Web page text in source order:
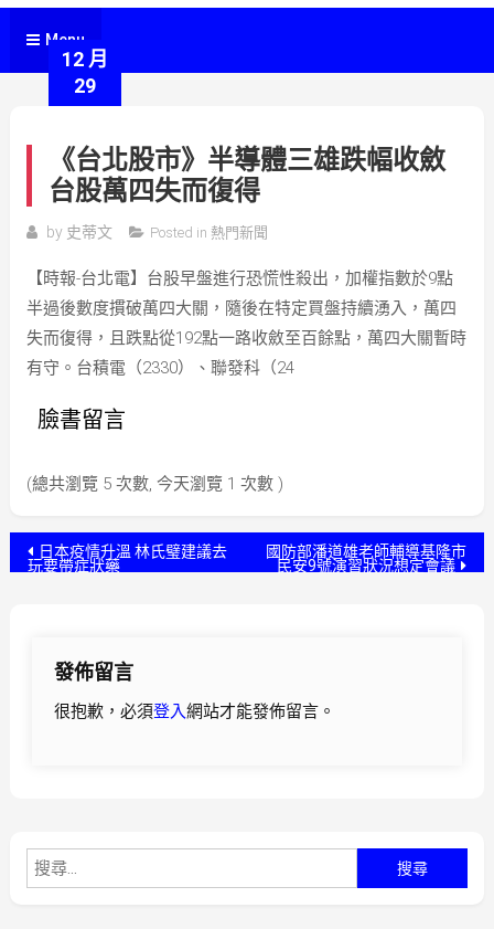
Menu
12 月
29
《台北股市》半導體三雄跌幅收斂
台股萬四失而復得
by 史蒂文 Posted in 熱門新聞
【時報-台北電】台股早盤進行恐慌性殺出，加權指數於9點
半過後數度摜破萬四大關，隨後在特定買盤持續湧入，萬四
失而復得，且跌點從192點一路收斂至百餘點，萬四大關暫時
有守。台積電（2330）、聯發科（24
臉書留言
(總共瀏覽 5 次數, 今天瀏覽 1 次數 )
文日本疫情升溫 林氏璧建議去
玩要帶症狀藥
國防部潘道雄老師輔導基隆市
民安9號演習狀況想定會議
發佈留言
很抱歉，必須登入網站才能發佈留言。
尋